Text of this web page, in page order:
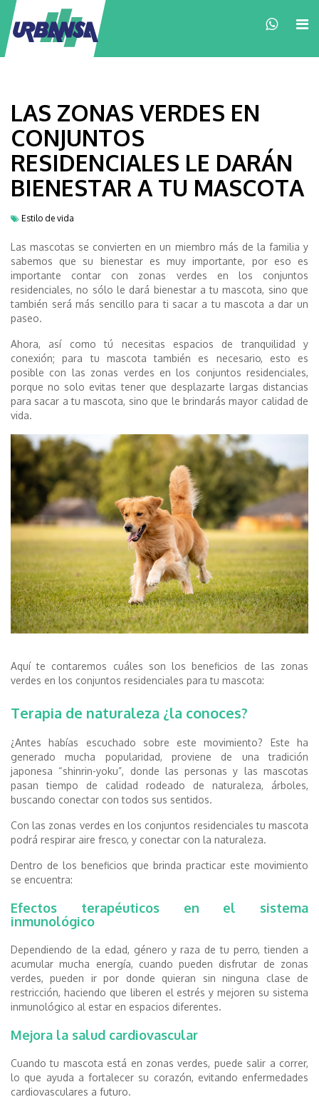
LAS ZONAS VERDES EN
CONJUNTOS
RESIDENCIALES LE DARÁN
BIENESTAR A TU MASCOTA
Estilo de vida
Las mascotas se convierten en un miembro más de la familia y
sabemos que su bienestar es muy importante, por eso es
importante contar con zonas verdes en los conjuntos
residenciales, no sólo le dará bienestar a tu mascota, sino que
también será más sencillo para ti sacar a tu mascota a dar un
paseo.
Ahora, así como tú necesitas espacios de tranquilidad y
conexión; para tu mascota también es necesario, esto es
posible con las zonas verdes en los conjuntos residenciales,
porque no solo evitas tener que desplazarte largas distancias
para sacar a tu mascota, sino que le brindarás mayor calidad de
vida.
Aquí te contaremos cuáles son los beneficios de las zonas
verdes en los conjuntos residenciales para tu mascota:
Terapia de naturaleza ¿la conoces?
¿Antes habías escuchado sobre este movimiento? Este ha
generado mucha popularidad, proviene de una tradición
japonesa “shinrin-yoku”, donde las personas y las mascotas
pasan tiempo de calidad rodeado de naturaleza, árboles,
buscando conectar con todos sus sentidos.
Con las zonas verdes en los conjuntos residenciales tu mascota
podrá respirar aire fresco, y conectar con la naturaleza.
Dentro de los beneficios que brinda practicar este movimiento
se encuentra:
Efectos terapéuticos en el sistema
inmunológico
Dependiendo de la edad, género y raza de tu perro, tienden a
acumular mucha energía, cuando pueden disfrutar de zonas
verdes, pueden ir por donde quieran sin ninguna clase de
restricción, haciendo que liberen el estrés y mejoren su sistema
inmunológico al estar en espacios diferentes.
Mejora la salud cardiovascular
Cuando tu mascota está en zonas verdes, puede salir a correr,
lo que ayuda a fortalecer su corazón, evitando enfermedades
cardiovasculares a futuro.